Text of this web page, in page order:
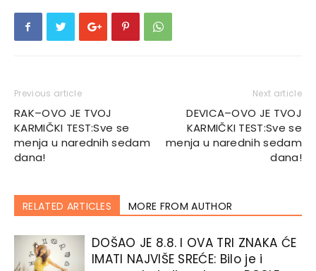
Previous article
RAK–OVO JE TVOJ
KARMIČKI TEST:Sve se
menja u narednih sedam
dana!
Next article
DEVICA–OVO JE TVOJ
KARMIČKI TEST:Sve se
menja u narednih sedam
dana!
RELATED ARTICLES MORE FROM AUTHOR
DOŠAO JE 8.8. I OVA TRI ZNAKA ĆE
IMATI NAJVIŠE SREĆE: Bilo je i